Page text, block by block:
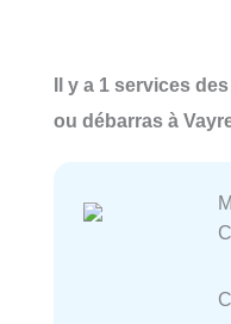
Il y a 1 services
ou débarras à